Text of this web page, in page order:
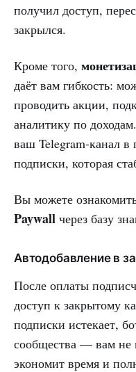
получил доступ,
закрылся.
Кроме того,
даёт вам гибкость:
проводить акции,
аналитику по
ваш Telegram-канал
подписки, которая
Вы можете
Paywall через базу
Автодобавление в
После оплаты
доступ к закрытому
подписки истекает,
сообщества — вам не
экономит время и